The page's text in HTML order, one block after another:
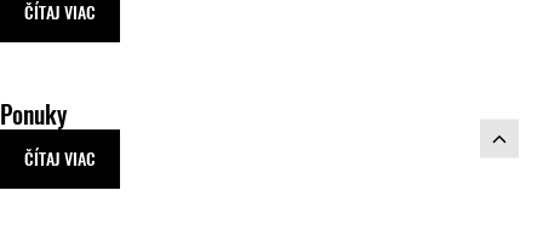
ČÍTAJ VIAC
Ponuky
ČÍTAJ VIAC